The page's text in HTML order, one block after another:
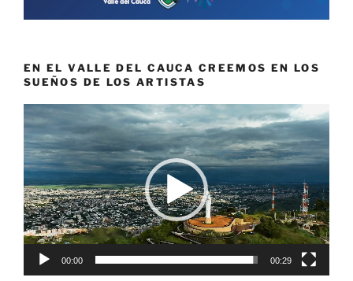
EN EL VALLE DEL CAUCA CREEMOS EN LOS
SUEÑOS DE LOS ARTISTAS
Reproductor
de
vídeo
00:00 00:29